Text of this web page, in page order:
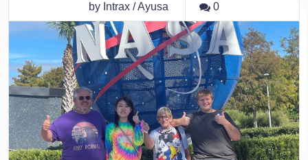
by Intrax / Ayusa 0